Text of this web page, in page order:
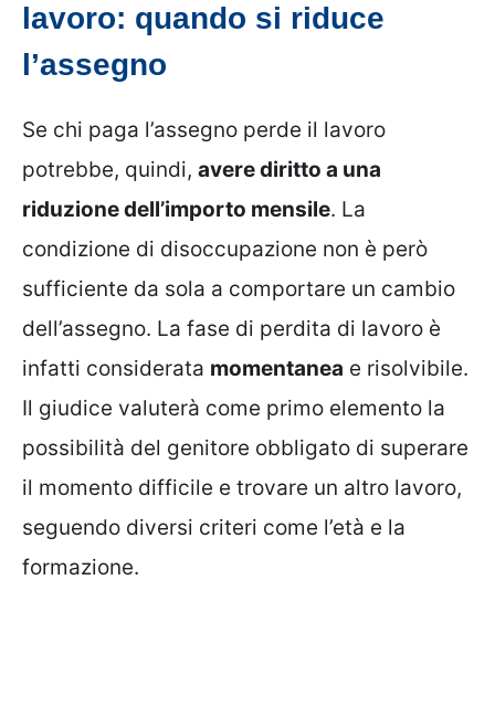
lavoro: quando si riduce
l’assegno
Se chi paga l’assegno perde il lavoro
potrebbe, quindi, avere diritto a una
riduzione dell’importo mensile. La
condizione di disoccupazione non è però
sufficiente da sola a comportare un cambio
dell’assegno. La fase di perdita di lavoro è
infatti considerata momentanea e risolvibile.
Il giudice valuterà come primo elemento la
possibilità del genitore obbligato di superare
il momento difficile e trovare un altro lavoro,
seguendo diversi criteri come l’età e la
formazione.